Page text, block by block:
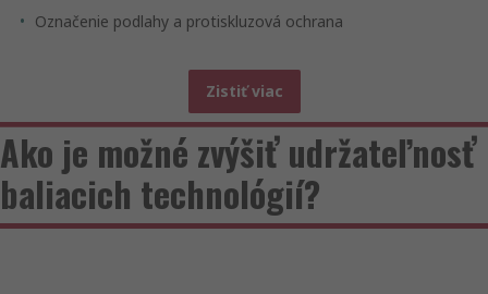
Označenie podlahy a protiskluzová ochrana
Zistiť viac
Ako je možné zvýšiť udržateľnosť
baliacich technológií?